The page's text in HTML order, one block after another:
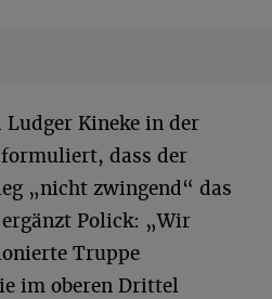
Kineke in der
formuliert, dass der
„nicht zwingend“ das
Polick: „Wir
Truppe
im oberen Drittel